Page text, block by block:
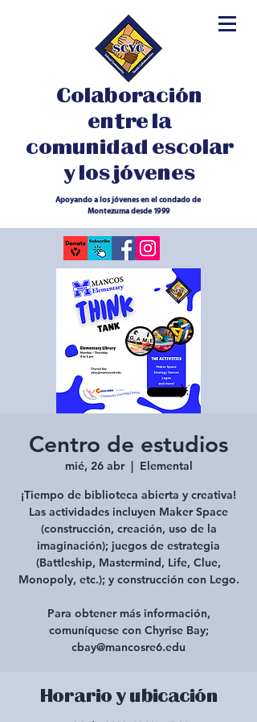
Colaboración
entre la
comunidad escolar
y los jóvenes
Apoyando a los jóvenes en el condado de
Montezuma desde 1999
Centro de estudios
mié, 26 abr
  |
Elemental
¡Tiempo de biblioteca abierta y creativa!
Las actividades incluyen Maker Space
(construcción, creación, uso de la
imaginación); juegos de estrategia
(Battleship, Mastermind, Life, Clue,
Monopoly, etc.); y construcción con Lego.
Para obtener más información,
comuníquese con Chyrise Bay;
cbay@mancosre6.edu
Horario y ubicación